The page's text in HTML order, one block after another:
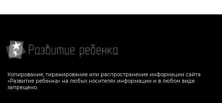
Копирование, тиражирование или распространение информации сайта
«Развитие ребенка» на любых носителях информации и в любом виде
запрещено.